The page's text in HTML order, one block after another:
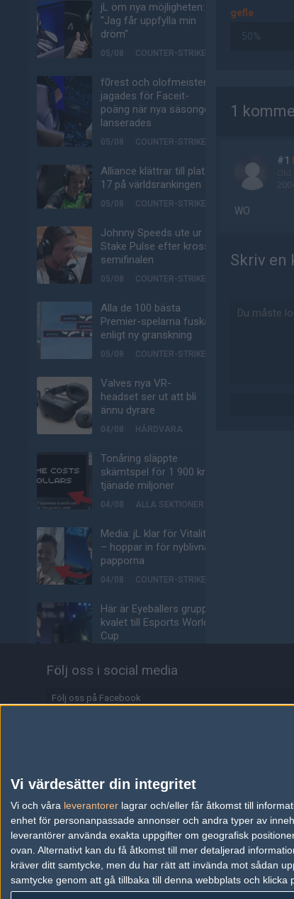
Vi värdesätter din integritet
Vi och våra leverantorer lagrar och/eller får åtkomst till
enhet för personanpassade annonser och andra typer av
leverantörer använda exakta uppgifter om geografisk
ovan. Alternativt kan du få åtkomst till mer detaljerad
kräver ditt samtycke, men du har rätt att invända mot sådan
samtycke genom att gå tillbaka till denna webbplats och klicka
jL om nya möjligheten:
"Jag får uppfylla min
dröm"
05/08 COUNTER-STRIKE
f0rest och olofmeister
jagades för Faceit-
poäng när nya säsongen
lanserades
05/08 COUNTER-STRIKE
Alliance klättrar till plats
17 på världsrankingen
05/08 COUNTER-STRIKE
Johnny Speeds ute ur
Stake Pulse efter kross i
semifinalen
05/08 COUNTER-STRIKE
Alla de 100 bästa
Premier-spelarna fuskar
enligt ny granskning
05/08 COUNTER-STRIKE
Valves nya VR-
headset ser ut att bli
ännu dyrare
04/08 HÅRDVARA
Tonåring släppte
skämtspel för 1 900 kr –
tjänade miljoner
04/08 ALLA SEKTIONER
Media: jL klar för Vitality
– hoppar in för nyblivna
papporna
04/08 COUNTER-STRIKE
Här är Eyeballers grupp i
kvalet till Esports World
Cup
semifinal i LAN:et efter
04/08 COUNTER-STRIKE
Biljetterna till Majorn i
Buenos Aires är ute
04/08 COUNTER-STRIKE
Johnny Speeds vidare till
slutspel – skickar hem
gefle
50%
1
#1
WO
Skriv en
Följ oss i social media
Följ oss på Facebook
Information
Annonsering
Copyright och Privacy Policy
Användaravtal